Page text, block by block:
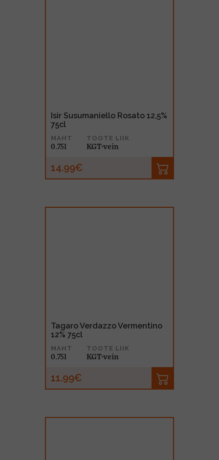
Isir Susumaniello Rosato 12,5%
75cl
MAHT
0.75l
TOOTE LIIK
KGT-vein
14.99€
Tagaro Verdazzo Vermentino
12% 75cl
MAHT
0.75l
TOOTE LIIK
KGT-vein
11.99€